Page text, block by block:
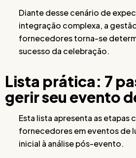
Diante desse cenário de
integração complexa, a
fornecedores torna-se
sucesso da celebração.
Lista prática: 7
gerir seu evento
Esta lista apresenta as etapas
fornecedores em eventos de
inicial à análise pós-evento.